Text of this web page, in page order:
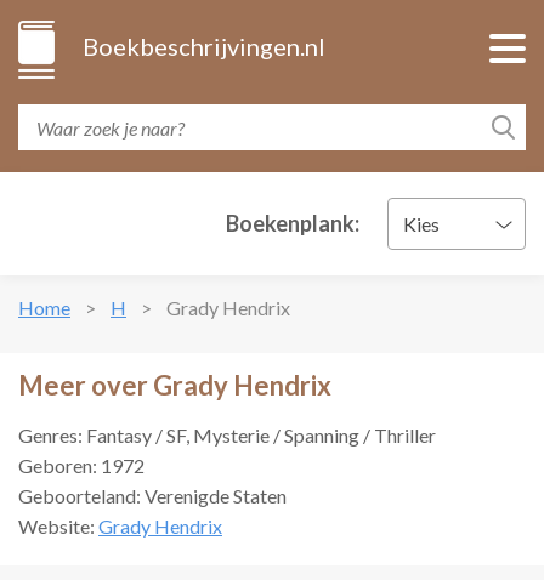
Boekbeschrijvingen.nl
Boekenplank: Kies
Home H Grady Hendrix
Meer over Grady Hendrix
Genres: Fantasy / SF, Mysterie / Spanning / Thriller
Geboren: 1972
Geboorteland: Verenigde Staten
Website: Grady Hendrix